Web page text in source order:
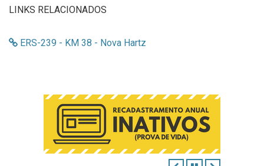
LINKS RELACIONADOS
ERS-239 - KM 38 - Nova Hartz